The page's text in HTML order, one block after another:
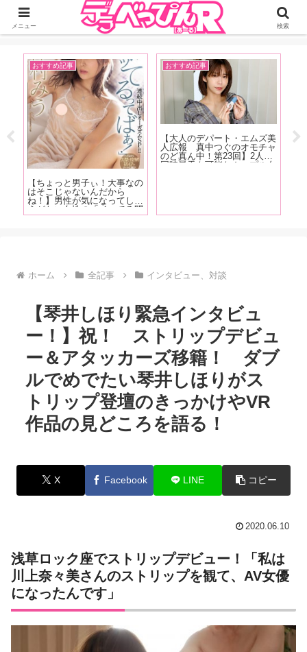
ジーオーティーが運営するちょっとHなニュースサイ。サイト内のリンクには
DMMアフィリエイトが含まれているものがあります
おすすめ記事
【ちょっと男子ぃ！大事なの
はそこじゃないんだから
ね！】男性が気になってしょ
うがない女性の「イッてる問
おすすめ記事
【大人のデパート・エムズ美
人広報 真中つぐのオモチャ
のど真ん中！第23回】2人で
同時昇天も可能なカップル向
【
ホーム 全記事 インタビュー、対談
【琴井しほり緊急インタビュ
ー！】祝！ ストリップデビュ
ー＆アタッカーズ移籍！ ダブ
ルでめでたい琴井しほりがス
トリップ登壇のきっかけやVR
作品の見どころを語る！
X Facebook LINE コピー
2020.06.10
浅草ロック座でストリップデビュー！「私は
川上奈々美さんのストリップを観て、AV女優
になったんです」
メニュー 検索